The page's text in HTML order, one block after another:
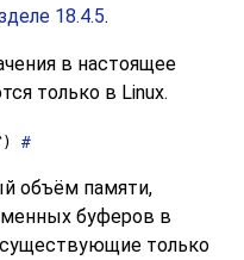
18.4.5.
в настоящее
только в Linux.
) #
объём памяти,
буферов в
только